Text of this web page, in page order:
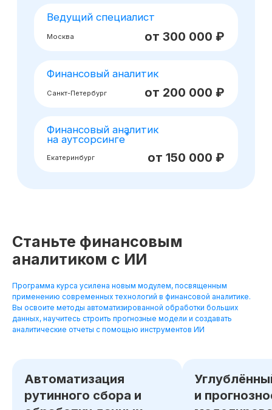
Станьте финансовым
аналитиком с ИИ
Программа курса усилена новым модулем, посвященным
применению современных технологий в финансовой аналитике.
Вы освоите методы автоматизированной обработки больших
данных, научитесь строить прогнозные модели и создавать
аналитические отчеты с помощью инструментов ИИ
Автоматизация
рутинного сбора и
и
Получить консультацию
Хотите понять,
подходит ли вам
данная профессия?
материалам курса на 48 часов, чтобы
оценить качество программы,
погрузиться в обучение и принять
обоснованное решение без лишних